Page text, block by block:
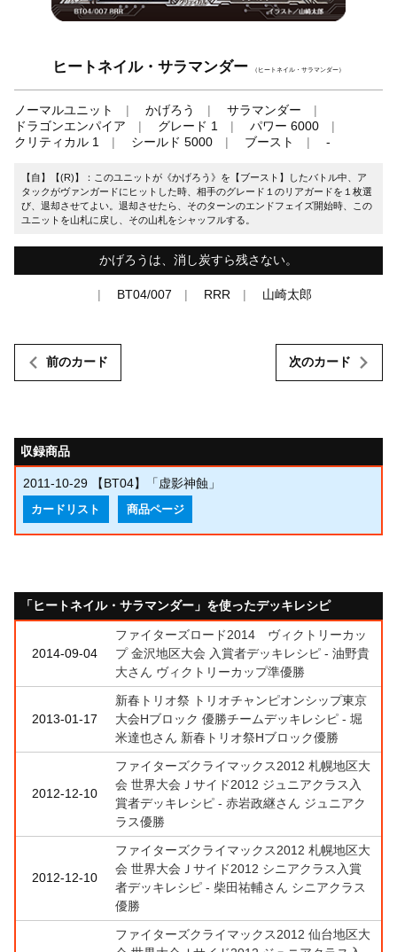
ヒートネイル・サラマンダー （ヒートネイル・サラマンダー）
ノーマルユニット かげろう
サラマンダー
ドラゴンエンパイア
グレード 1
パワー 6000
クリティカル 1
シールド 5000 ブースト -
【自】【(R)】：このユニットが《かげろう》を【ブースト】したバトル中、ア
タックがヴァンガードにヒットした時、相手のグレード１のリアガードを１枚選
び、退却させてよい。退却させたら、そのターンのエンドフェイズ開始時、この
ユニットを山札に戻し、その山札をシャッフルする。
かげろうは、消し炭すら残さない。
BT04/007 RRR 山崎太郎
前のカード 次のカード
収録商品
2011-10-29 【BT04】「虚影神蝕」
カードリスト 商品ページ
「ヒートネイル・サラマンダー」を使ったデッキレシピ
2014-09-04
ファイターズロード2014 ヴィクトリーカッ
プ 金沢地区大会 入賞者デッキレシピ - 油野貴
大さん ヴィクトリーカップ準優勝
2013-01-17
新春トリオ祭 トリオチャンピオンシップ東京
大会Hブロック 優勝チームデッキレシピ - 堀
米達也さん 新春トリオ祭Hブロック優勝
2012-12-10
ファイターズクライマックス2012 札幌地区大
会 世界大会Ｊサイド2012 ジュニアクラス入
賞者デッキレシピ - 赤岩政継さん ジュニアク
ラス優勝
2012-12-10
ファイターズクライマックス2012 札幌地区大
会 世界大会Ｊサイド2012 シニアクラス入賞
者デッキレシピ - 柴田祐輔さん シニアクラス
優勝
ファイターズクライマックス2012 仙台地区大